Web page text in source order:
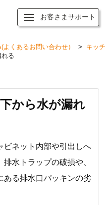
お客さまサポート
よくあるお問い合わせ） >
キッチ
る
から水が漏れ
ビネット内部や引出しへ
水トラップの破損や、
ある排水口パッキンの劣